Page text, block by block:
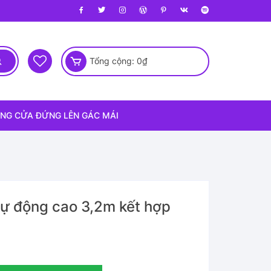
Tổng cộng: 0₫
CỬA ĐỨNG LÊN GÁC MÁI
động cao 3,2m kết hợp